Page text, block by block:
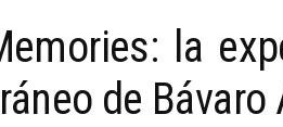
la
de Bávaro